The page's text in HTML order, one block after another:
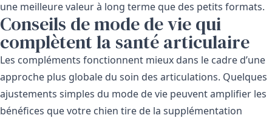
une meilleure valeur à long terme que des petits formats.
Conseils de mode de vie qui
complètent la santé articulaire
Les compléments fonctionnent mieux dans le cadre d’une
approche plus globale du soin des articulations. Quelques
ajustements simples du mode de vie peuvent amplifier les
bénéfices que votre chien tire de la supplémentation